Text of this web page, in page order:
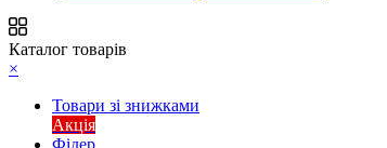
Каталог товарів
×
Товари зі знижками
Акція
Фідер